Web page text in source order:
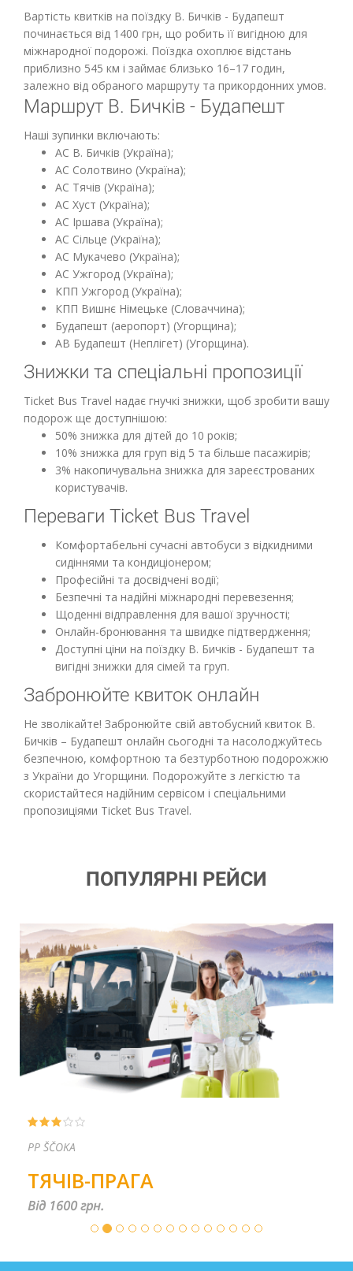
Вартість квитків на поїздку В. Бичків - Будапешт
починається від 1400 грн, що робить її вигідною для
міжнародної подорожі. Поїздка охоплює відстань
приблизно 545 км і займає близько 16–17 годин,
залежно від обраного маршруту та прикордонних умов.
Маршрут В. Бичків - Будапешт
Наші зупинки включають:
АС В. Бичків (Україна);
АС Солотвино (Україна);
АС Тячів (Україна);
АС Хуст (Україна);
АС Іршава (Україна);
АС Сільце (Україна);
АС Мукачево (Україна);
АС Ужгород (Україна);
КПП Ужгород (Україна);
КПП Вишнє Німецьке (Словаччина);
Будапешт (аеропорт) (Угорщина);
АВ Будапешт (Неплігет) (Угорщина).
Знижки та спеціальні пропозиції
Ticket Bus Travel надає гнучкі знижки, щоб зробити вашу
подорож ще доступнішою:
50% знижка для дітей до 10 років;
10% знижка для груп від 5 та більше пасажирів;
3% накопичувальна знижка для зареєстрованих
користувачів.
Переваги Ticket Bus Travel
Комфортабельні сучасні автобуси з відкидними
сидіннями та кондиціонером;
Професійні та досвідчені водії;
Безпечні та надійні міжнародні перевезення;
Щоденні відправлення для вашої зручності;
Онлайн-бронювання та швидке підтвердження;
Доступні ціни на поїздку В. Бичків - Будапешт та
вигідні знижки для сімей та груп.
Забронюйте квиток онлайн
Не зволікайте! Забронюйте свій автобусний квиток В.
Бичків – Будапешт онлайн сьогодні та насолоджуйтесь
безпечною, комфортною та безтурботною подорожжю
з України до Угорщини. Подорожуйте з легкістю та
скористайтеся надійним сервісом і спеціальними
пропозиціями Ticket Bus Travel.
ПОПУЛЯРНІ РЕЙСИ
PP ŠČOKA
ТЯЧІВ-ПРАГА
Від 1600 грн.